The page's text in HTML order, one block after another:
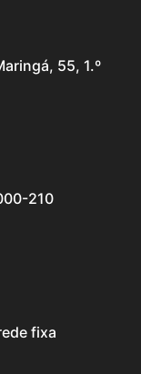
55, 1.º
210
fixa